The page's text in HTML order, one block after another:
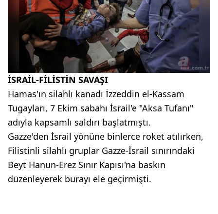
İSRAİL-FİLİSTİN SAVAŞI
Hamas'ın silahlı kanadı İzzeddin el-Kassam
Tugayları, 7 Ekim sabahı İsrail'e "Aksa Tufanı"
adıyla kapsamlı saldırı başlatmıştı.
Gazze'den İsrail yönüne binlerce roket atılırken,
Filistinli silahlı gruplar Gazze-İsrail sınırındaki
Beyt Hanun-Erez Sınır Kapısı'na baskın
düzenleyerek burayı ele geçirmişti.